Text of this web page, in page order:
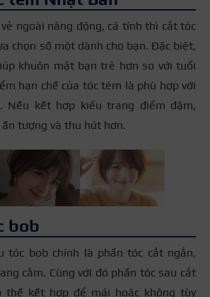
ngoài năng động, cá tính thì cắt tóc
chọn số một dành cho bạn. Đặc biệt,
khuôn mặt bạn trẻ hơn so với tuổi
hạn chế của tóc tém là phù hợp với
Nếu kết hợp kiểu trang điểm đậm,
tượng và thu hút hơn.
bob
tóc bob chính là phần tóc cắt ngắn,
cằm. Cùng với đó phần tóc sau cắt
thế kết hợp để mái hoặc không tùy